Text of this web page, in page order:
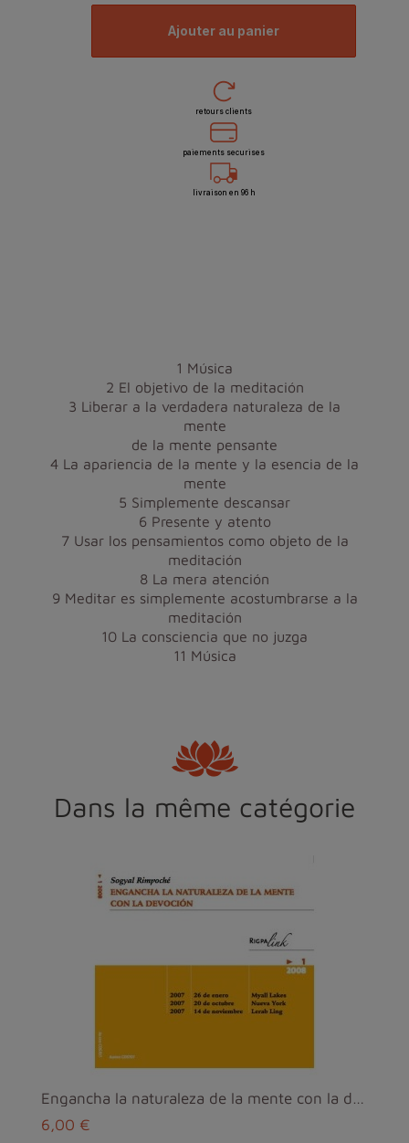
ajouter au panier
retours clients
paiements securises
livraison en 96 h
1 Música
2 El objetivo de la meditación
3 Liberar a la verdadera naturaleza de la
mente
de la mente pensante
4 La apariencia de la mente y la esencia de la
mente
5 Simplemente descansar
6 Presente y atento
7 Usar los pensamientos como objeto de la
meditación
8 La mera atención
9 Meditar es simplemente acostumbrarse a la
meditación
10 La consciencia que no juzga
11 Música
Dans la même catégorie
Engancha la naturaleza de la mente con la devocion...
6,00 €